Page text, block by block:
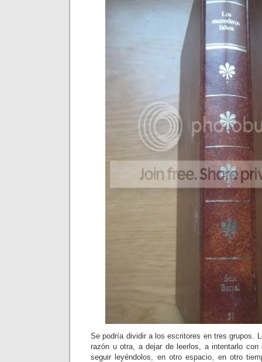
Se podría dividir a los escritores en tres grupos.
razón u otra, a dejar de leerlos, a intentarlo
seguir leyéndolos, en otro espacio, en otro